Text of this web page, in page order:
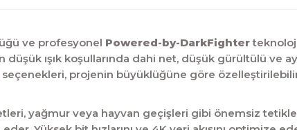
ve profesyonel Powered-by-DarkFighter
düşük ışık koşullarında dahi net, düşük gürültülü ve
seçenekleri, projenin büyüklüğüne göre
yağmur veya hayvan geçişleri gibi önemsiz